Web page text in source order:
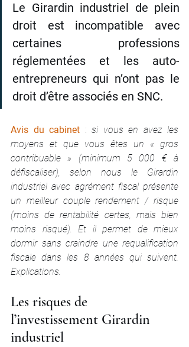
Le Girardin industriel de plein
droit est incompatible avec
certaines professions
réglementées et les auto-
entrepreneurs qui n’ont pas le
droit d’être associés en SNC.
Avis du cabinet : si vous en avez les
moyens et que vous êtes un « gros
contribuable » (minimum 5 000 € à
défiscaliser), selon nous le Girardin
industriel avec agrément fiscal présente
un meilleur couple rendement / risque
(moins de rentabilité certes, mais bien
moins risqué). Et il permet de mieux
dormir sans craindre une requalification
fiscale dans les 8 années qui suivent.
Explications.
Les risques de
l’investissement Girardin
industriel